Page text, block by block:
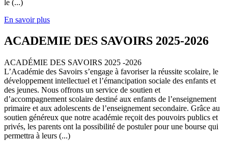
le (...)
En savoir plus
ACADEMIE DES SAVOIRS 2025-2026
ACADÉMIE DES SAVOIRS 2025 -2026
L’Académie des Savoirs s’engage à favoriser la réussite scolaire, le
développement intellectuel et l’émancipation sociale des enfants et
des jeunes. Nous offrons un service de soutien et
d’accompagnement scolaire destiné aux enfants de l’enseignement
primaire et aux adolescents de l’enseignement secondaire. Grâce au
soutien généreux que notre académie reçoit des pouvoirs publics et
privés, les parents ont la possibilité de postuler pour une bourse qui
permettra à leurs (...)